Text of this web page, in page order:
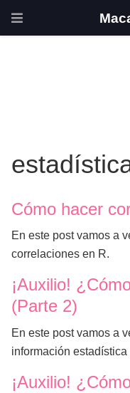
Cómo hacer
En este post vamos a
correlaciones en R.
¡Auxilio!
(Parte 2)
En este post vamos a
información estadística
¡Auxilio!